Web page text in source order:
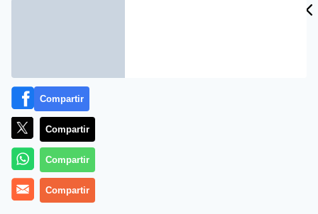
Más información
Compartir
Compartir
Compartir
Compartir